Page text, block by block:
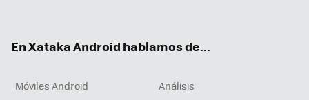
En Xataka Android hablamos de...
Móviles Android
Análisis